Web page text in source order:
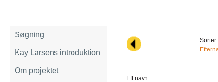
Søgning
Kay Larsens introduktion
Om projektet
Sorter
Eft.navn